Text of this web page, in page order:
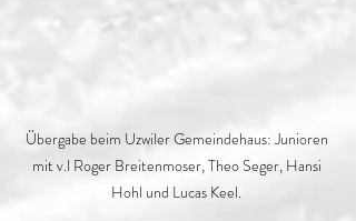
Übergabe beim Uzwiler Gemeindehaus: Junioren
mit v.l Roger Breitenmoser, Theo Seger, Hansi
Hohl und Lucas Keel.